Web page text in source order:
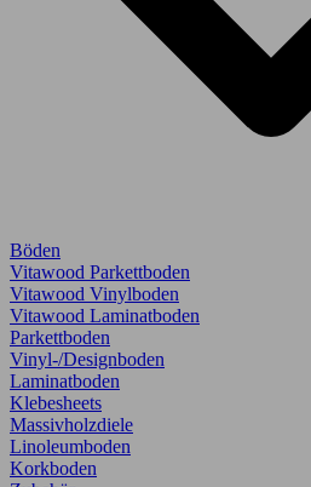
Böden
Vitawood Parkettboden
Vitawood Vinylboden
Vitawood Laminatboden
Parkettboden
Vinyl-/Designboden
Laminatboden
Klebesheets
Massivholzdiele
Linoleumboden
Korkboden